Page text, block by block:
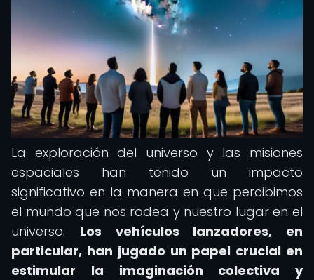
La exploración del universo y las misiones
espaciales han tenido un impacto
significativo en la manera en que percibimos
el mundo que nos rodea y nuestro lugar en el
universo. Los vehículos lanzadores, en
particular, han jugado un papel crucial en
estimular la imaginación colectiva y